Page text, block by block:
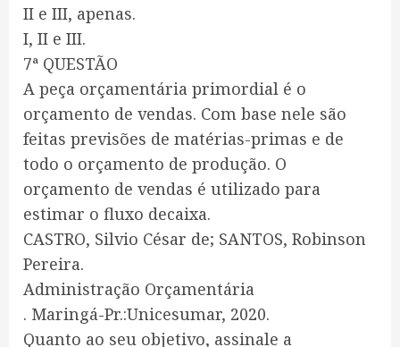
II e III, apenas.
I, II e III.
7ª QUESTÃO
A peça orçamentária primordial é o
orçamento de vendas. Com base nele são
feitas previsões de matérias-primas e de
todo o orçamento de produção. O
orçamento de vendas é utilizado para
estimar o fluxo decaixa.
CASTRO, Silvio César de; SANTOS, Robinson
Pereira.
Administração Orçamentária
. Maringá-Pr.:Unicesumar, 2020.
Quanto ao seu objetivo, assinale a